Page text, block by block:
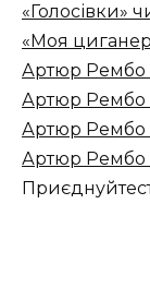
«Голосівки»
«Моя
Артюр Рембо
Артюр Рембо
Артюр Рембо
Артюр Рембо